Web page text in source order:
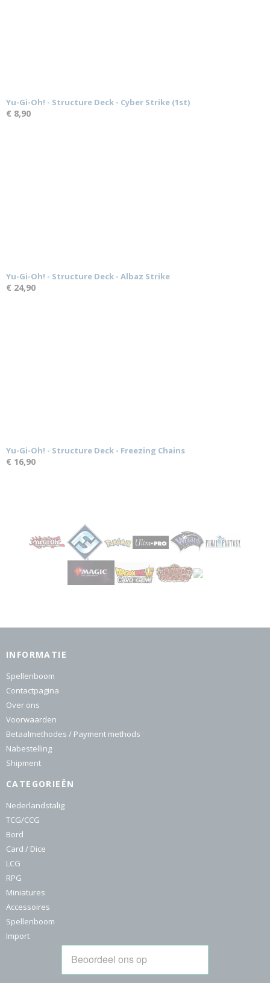
Yu-Gi-Oh! - Structure Deck - Cyber Strike (1st)
€ 8,90
Yu-Gi-Oh! - Structure Deck - Albaz Strike
€ 24,90
Yu-Gi-Oh! - Structure Deck - Freezing Chains
€ 16,90
INFORMATIE
Spellenboom
Contactpagina
Over ons
Voorwaarden
Betaalmethodes / Payment methods
Nabestelling
Shipment
CATEGORIEËN
Nederlandstalig
TCG/CCG
Bord
Card / Dice
LCG
RPG
Miniatures
Accessoires
Spellenboom
Import